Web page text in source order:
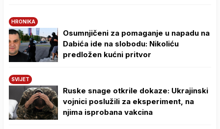
HRONIKA
Osumnjičeni za pomaganje u napadu na
Dabića ide na slobodu: Nikoliću
predložen kućni pritvor
SVIJET
Ruske snage otkrile dokaze: Ukrajinski
vojnici poslužili za eksperiment, na
njima isprobana vakcina